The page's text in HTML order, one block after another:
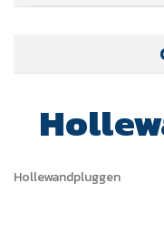
Hollewandpluggen